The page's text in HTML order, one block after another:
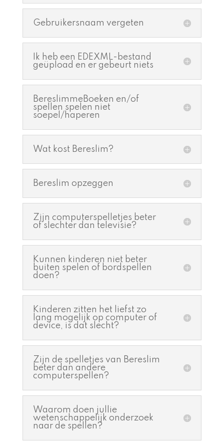
Gebruikersnaam vergeten
Ik heb een EDEXML-bestand
geüpload en er gebeurt niets
BereslimmeBoeken en/of
spellen spelen niet
soepel/haperen
Wat kost Bereslim?
Bereslim opzeggen
Zijn computerspelletjes beter
of slechter dan televisie?
Kunnen kinderen niet beter
buiten spelen of bordspellen
doen?
Kinderen zitten het liefst zo
lang mogelijk op computer of
device, is dat slecht?
Zijn de spelletjes van Bereslim
beter dan andere
computerspellen?
Waarom doen jullie
wetenschappelijk onderzoek
naar de spellen?